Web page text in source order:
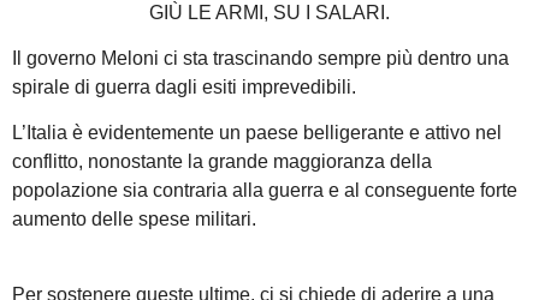
GIÙ LE ARMI, SU I SALARI.
Il governo Meloni ci sta trascinando sempre più dentro una
spirale di guerra dagli esiti imprevedibili.
L’Italia è evidentemente un paese belligerante e attivo nel
conflitto, nonostante la grande maggioranza della
popolazione sia contraria alla guerra e al conseguente forte
aumento delle spese militari.
Per sostenere queste ultime, ci si chiede di aderire a una